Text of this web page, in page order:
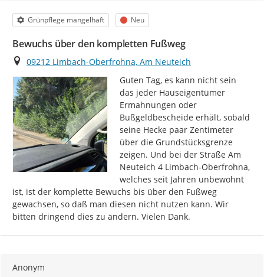
Kategorie
Grünpflege mangelhaft Status
Neu
Bewuchs über den kompletten Fußweg
Ort
09212 Limbach-Oberfrohna, Am Neuteich
Guten Tag, es kann nicht sein
das jeder Hauseigentümer
Ermahnungen oder
Bußgeldbescheide erhält, sobald
seine Hecke paar Zentimeter
über die Grundstücksgrenze
zeigen. Und bei der Straße Am
Neuteich 4 Limbach-Oberfrohna,
welches seit Jahren unbewohnt
ist, ist der komplette Bewuchs bis über den Fußweg
gewachsen, so daß man diesen nicht nutzen kann. Wir
bitten dringend dies zu ändern. Vielen Dank.
Anonym